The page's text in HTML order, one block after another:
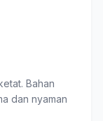
Bahan
dan nyaman